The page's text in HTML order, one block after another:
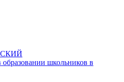
школьников в